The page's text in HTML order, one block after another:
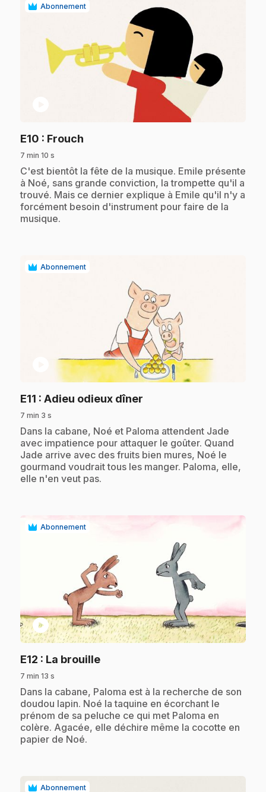
Abonnement
E10 : Frouch
7 min 10 s
.C'est bientôt la fête de la musique. Emile présente
à Noé, sans grande conviction, la trompette qu'il a
trouvé. Mais ce dernier explique à Emile qu'il n'y a
forcément besoin d'instrument pour faire de la
musique.
Abonnement
E11 : Adieu odieux dîner
7 min 3 s
.Dans la cabane, Noé et Paloma attendent Jade
avec impatience pour attaquer le goûter. Quand
Jade arrive avec des fruits bien mures, Noé le
gourmand voudrait tous les manger. Paloma, elle,
elle n'en veut pas.
Abonnement
play_circle
E12 : La brouille.
7 min 13 s
.Dans la cabane, Paloma est à la recherche de son
doudou lapin. Noé la taquine en écorchant le
prénom de sa peluche ce qui met Paloma en
colère. Agacée, elle déchire même la cocotte en
papier de Noé.
Abonnement